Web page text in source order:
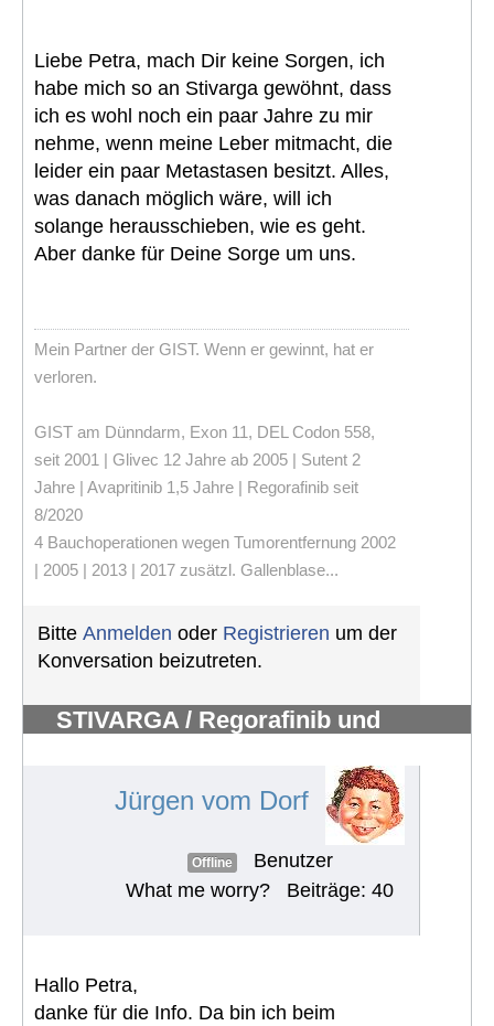
Liebe Petra, mach Dir keine Sorgen, ich
habe mich so an Stivarga gewöhnt, dass
ich es wohl noch ein paar Jahre zu mir
nehme, wenn meine Leber mitmacht, die
leider ein paar Metastasen besitzt. Alles,
was danach möglich wäre, will ich
solange herausschieben, wie es geht.
Aber danke für Deine Sorge um uns.
Mein Partner der GIST. Wenn er gewinnt, hat er
verloren.
GIST am Dünndarm, Exon 11, DEL Codon 558,
seit 2001 | Glivec 12 Jahre ab 2005 | Sutent 2
Jahre | Avapritinib 1,5 Jahre | Regorafinib seit
8/2020
4 Bauchoperationen wegen Tumorentfernung 2002
| 2005 | 2013 | 2017 zusätzl. Gallenblase...
Bitte Anmelden oder Registrieren um der
Konversation beizutreten.
STIVARGA / Regorafinib und
Jürgen vom Dorf
Offline
Benutzer
What me worry?
Beiträge: 40
Hallo Petra,
danke für die Info. Da bin ich beim